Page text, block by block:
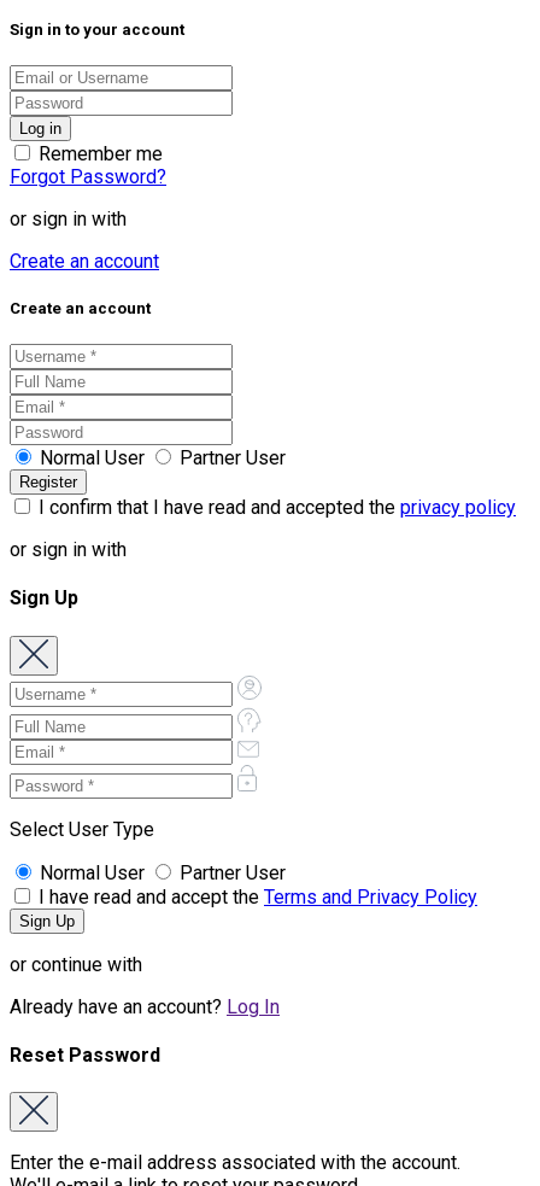
Sign in to your account
Remember me
Forgot Password?
or sign in with
Create an account
Create an account
Normal User Partner User
I confirm that I have read and accepted the privacy policy
or sign in with
Sign Up
Select User Type
Normal User
Partner User
I have read and accept the Terms and Privacy Policy
or continue with
Already have an account? Log In
Reset Password
Enter the e-mail address associated with the account.